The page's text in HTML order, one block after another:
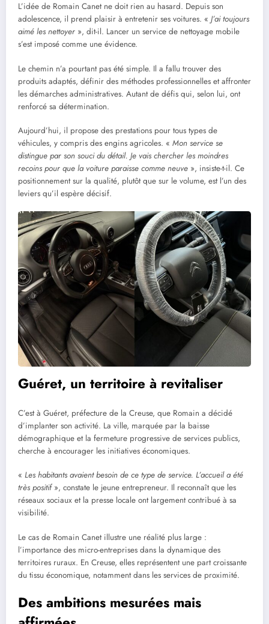
L’idée de Romain Canet ne doit rien au hasard. Depuis son
adolescence, il prend plaisir à entretenir ses voitures. « J’ai toujours
aimé les nettoyer », dit-il. Lancer un service de nettoyage mobile
s’est imposé comme une évidence.
Le chemin n’a pourtant pas été simple. Il a fallu trouver des
produits adaptés, définir des méthodes professionnelles et affronter
les démarches administratives. Autant de défis qui, selon lui, ont
renforcé sa détermination.
Aujourd’hui, il propose des prestations pour tous types de
véhicules, y compris des engins agricoles. « Mon service se
distingue par son souci du détail. Je vais chercher les moindres
recoins pour que la voiture paraisse comme neuve », insiste-t-il. Ce
positionnement sur la qualité, plutôt que sur le volume, est l’un des
leviers qu’il espère décisif.
Guéret, un territoire à revitaliser
C’est à Guéret, préfecture de la Creuse, que Romain a décidé
d’implanter son activité. La ville, marquée par la baisse
démographique et la fermeture progressive de services publics,
cherche à encourager les initiatives économiques.
« Les habitants avaient besoin de ce type de service. L’accueil a été
très positif», constate le jeune entrepreneur. Il reconnaît que les
réseaux sociaux et la presse locale ont largement contribué à sa
visibilité.
Le cas de Romain Canet illustre une réalité plus large :
l’importance des micro-entreprises dans la dynamique des
territoires ruraux. En Creuse, elles représentent une part croissante
du tissu économique, notamment dans les services de proximité.
Des ambitions mesurées mais